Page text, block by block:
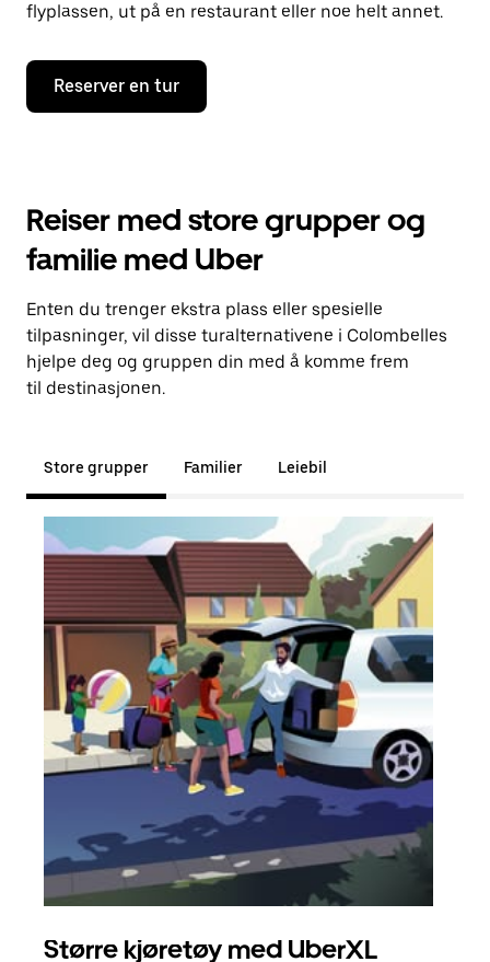
flyplassen, ut på en restaurant eller noe helt annet.
Reserver en tur
Reiser med store grupper og
familie med Uber
Enten du trenger ekstra plass eller spesielle
tilpasninger, vil disse turalternativene i Colombelles
hjelpe deg og gruppen din med å komme frem
til destinasjonen.
Store grupper Familier Leiebil
Større kjøretøy med UberXL